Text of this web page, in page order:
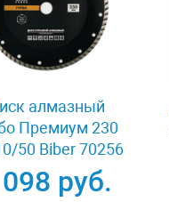
алмазный
Премиум 230
50 Biber 70256
руб.